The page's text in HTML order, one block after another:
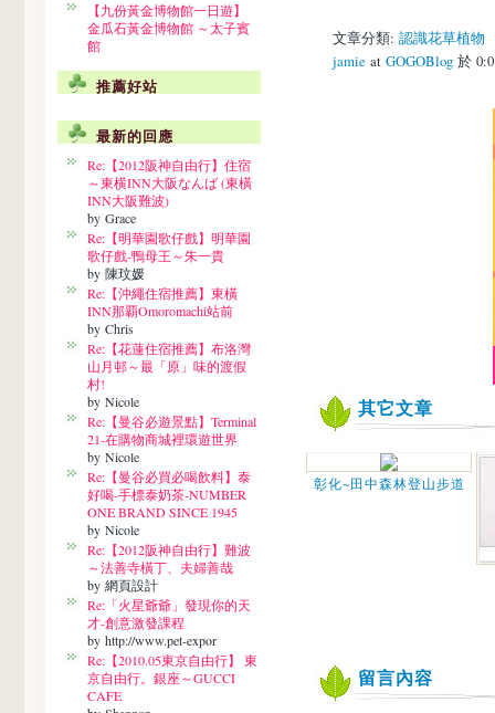
【九份黃金博物館一日遊】
金瓜石黃金博物館 ～太子賓
館
推薦好站
最新的回應
Re:【2012阪神自由行】住宿
～東横INN大阪なんば (東橫
INN大阪難波)
by Grace
Re:【明華園歌仔戲】明華園
歌仔戲-鴨母王～朱一貴
by 陳玟媛
Re:【沖繩住宿推薦】東橫
INN那覇Omoromachi站前
by Chris
Re:【花蓮住宿推薦】布洛灣
山月邨～最「原」味的渡假
村!
by Nicole
Re:【曼谷必遊景點】Terminal
21-在購物商城裡環遊世界
by Nicole
Re:【曼谷必買必喝飲料】泰
好喝-手標泰奶茶-NUMBER
ONE BRAND SINCE 1945
by Nicole
Re:【2012阪神自由行】難波
～法善寺橫丁、夫婦善哉
by 網頁設計
Re:「火星爺爺」發現你的天
才-創意激發課程
by http://www.pet-expor
Re:【2010.05東京自由行】 東
京自由行。銀座～GUCCI
CAFE
文章分類: 認識花草植物
jamie at GOGOBlog 於
其它文章
彰化~田中森林登山步道
留言內容